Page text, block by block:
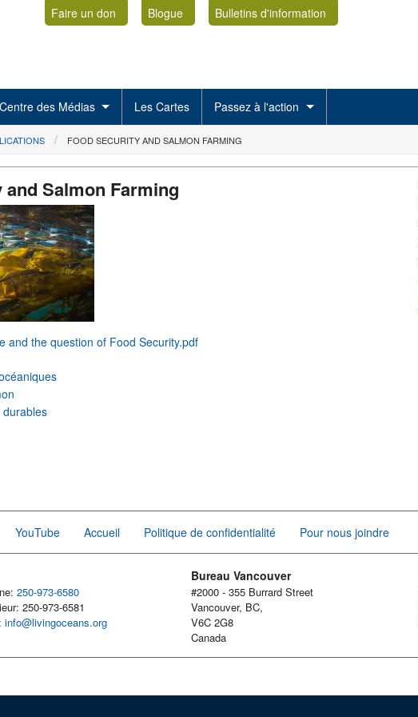
Faire un don Blogue
Bulletins d'information
Centre des Médias Les Cartes Passez à l'action
FOOD SECURITY AND SALMON FARMING
Salmon Farming
and the question of Food Security.pdf
durables
YouTube Accueil Politique de confidentialité Pour nous joindre
250-973-6580
250-973-6581
info@livingoceans.org
Bureau Vancouver
#2000 - 355 Burrard Street
Vancouver, BC,
V6C 2G8
Canada